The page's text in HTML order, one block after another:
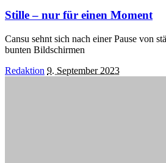
Stille – nur für einen Moment
Cansu sehnt sich nach einer Pause von
bunten Bildschirmen
Posted
Redaktion 9. September 2023